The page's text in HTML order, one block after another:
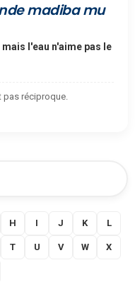
madiba mu
l'eau n'aime pas le
pas réciproque.
H I J K L
T U V W X